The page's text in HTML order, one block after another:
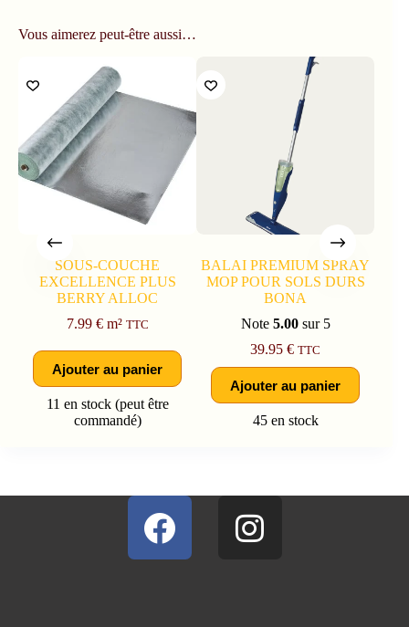
Vous aimerez peut-être aussi…
SOUS-COUCHE
EXCELLENCE PLUS
BERRY ALLOC
7.99 €m² TTC
Ajouter au panier
11 en stock (peut être
commandé)
BALAI PREMIUM SPRAY
MOP POUR SOLS DURS
BONA
Note 5.00sur 5
39.95€ TTC
Ajouter au panier
45 en stock